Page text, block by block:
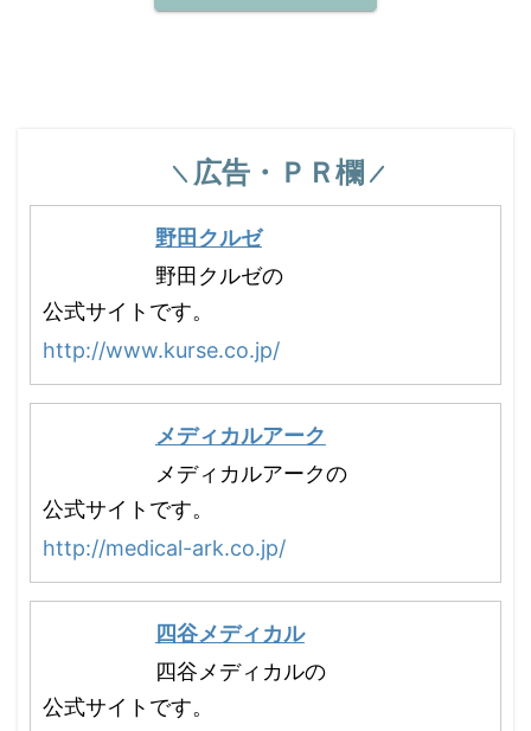
広告・ＰＲ欄
野田クルゼ
野田クルゼの
公式サイトです。
http://www.kurse.co.jp/
メディカルアーク
メディカルアークの
公式サイトです。
http://medical-ark.co.jp/
四谷メディカル
四谷メディカルの
公式サイトです。